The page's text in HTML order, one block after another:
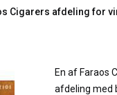
Cigarers afdeling for
En af Faraos
afdeling med